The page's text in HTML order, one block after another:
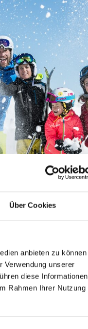
Über Cookies
anbieten zu können
Verwendung unserer
diese Informationen
Rahmen Ihrer Nutzung